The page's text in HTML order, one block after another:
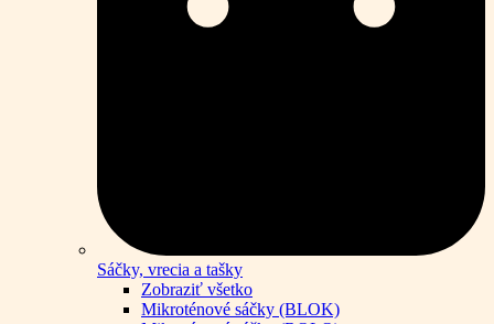
Sáčky, vrecia a tašky
Zobraziť všetko
Mikroténové sáčky (BLOK)